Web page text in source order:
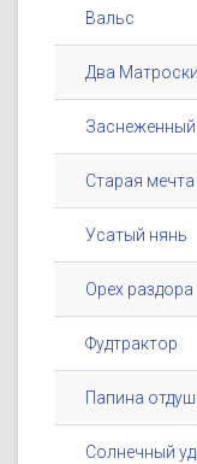
Вальс
Два
Заснеженный
Старая мечта
Усатый нянь
Орех раздора
Фудтрактор
Папина
Солнечный